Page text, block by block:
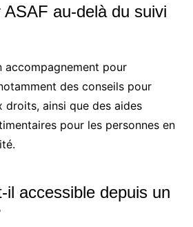
au-delà du suivi
accompagnement pour
des conseils pour
droits, ainsi que des aides
pour les personnes en
il accessible depuis un